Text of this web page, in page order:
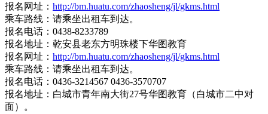
报名网址： http://bm.huatu.com/zhaosheng/jl/gkms.html
乘车路线：请乘坐出租车到达。
报名电话：0438-8233789
报名地址：乾安县老东方明珠楼下华图教育
报名网址： http://bm.huatu.com/zhaosheng/jl/gkms.html
乘车路线：请乘坐出租车到达。
报名电话：0436-3214567 0436-3570707
报名地址：白城市青年南大街27号华图教育（白城市二中对
面）。